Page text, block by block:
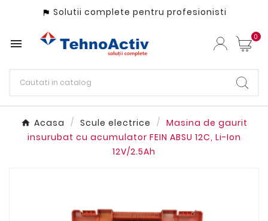
 Solutii complete pentru profesionisti
 0
Acasa Scule electrice
Masina de gaurit
insurubat cu acumulator FEIN ABSU 12C, Li-Ion
12V/2.5Ah